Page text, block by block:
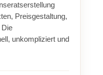
Preisgestaltung,
Die
unkompliziert und